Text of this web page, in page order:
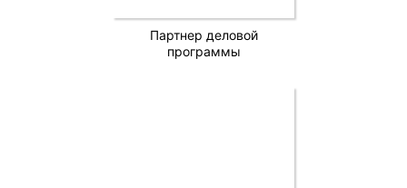
Партнер деловой
программы